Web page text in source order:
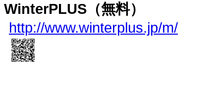
WinterPLUS （無料）
http://www.winterplus.jp/m/